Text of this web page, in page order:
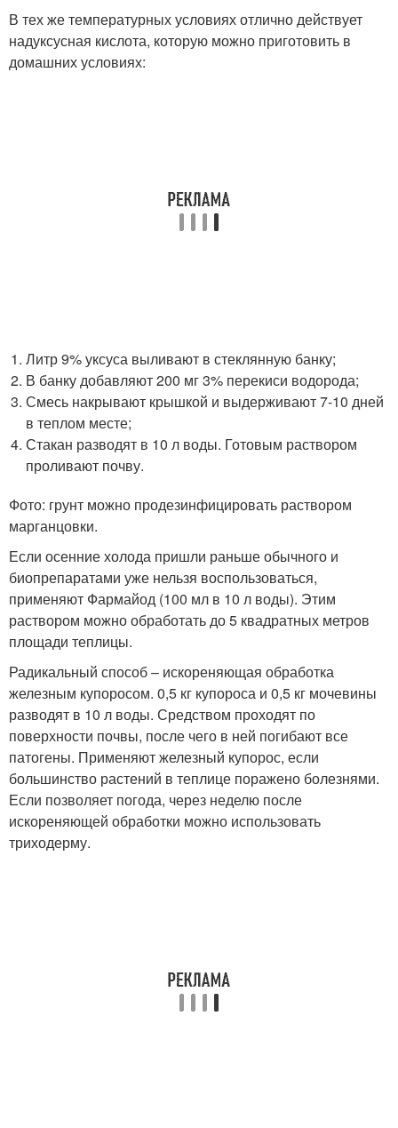
В тех же температурных условиях отлично действует
надуксусная кислота, которую можно приготовить в
домашних условиях:
Литр 9% уксуса выливают в стеклянную банку;
В банку добавляют 200 мг 3% перекиси водорода;
Смесь накрывают крышкой и выдерживают 7-10 дней
в теплом месте;
Стакан разводят в 10 л воды. Готовым раствором
проливают почву.
Фото: грунт можно продезинфицировать раствором
марганцовки.
Если осенние холода пришли раньше обычного и
биопрепаратами уже нельзя воспользоваться,
применяют Фармайод (100 мл в 10 л воды). Этим
раствором можно обработать до 5 квадратных метров
площади теплицы.
Радикальный способ – искореняющая обработка
железным купоросом. 0,5 кг купороса и 0,5 кг мочевины
разводят в 10 л воды. Средством проходят по
поверхности почвы, после чего в ней погибают все
патогены. Применяют железный купорос, если
большинство растений в теплице поражено болезнями.
Если позволяет погода, через неделю после
искореняющей обработки можно использовать
триходерму.